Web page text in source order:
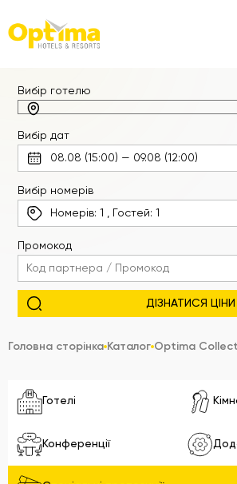
Вибір готелю
Вибір дат
Вибір номерів
Номерів:1 , Гостей: 1
Промокод
Головна сторінка Каталог Optima
Готелі
Конференції